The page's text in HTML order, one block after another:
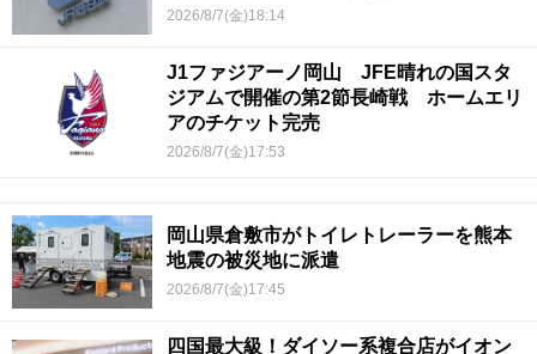
2026/8/7(金)18:14
J1ファジアーノ岡山 JFE晴れの国スタ
ジアムで開催の第2節長崎戦 ホームエリ
アのチケット完売
2026/8/7(金)17:53
岡山県倉敷市がトイレトレーラーを熊本
地震の被災地に派遣
2026/8/7(金)17:45
四国最大級！ダイソー系複合店がイオン